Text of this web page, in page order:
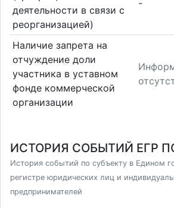
деятельности в связи с
реорганизацией)
-
Наличие запрета на
отчуждение доли
участника в уставном
фонде коммерческой
организации
ИСТОРИЯ СОБЫТИЙ ЕГР
История событий по субъекту в Едином
регистре юридических лиц и
предпринимателей